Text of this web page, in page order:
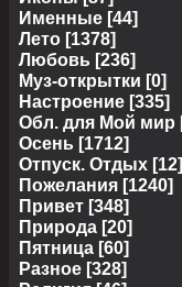
Именные [44]
Лето [1378]
Любовь [236]
Муз-открытки [0]
Настроение [335]
Обл. для Мой мир
Осень [1712]
Отпуск. Отдых [12]
Пожелания [1240]
Привет [348]
Природа [20]
Пятница [60]
Разное [328]